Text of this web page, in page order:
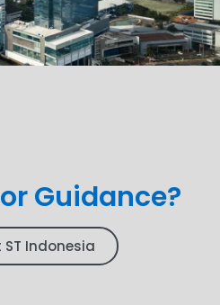
Guidance?
Indonesia